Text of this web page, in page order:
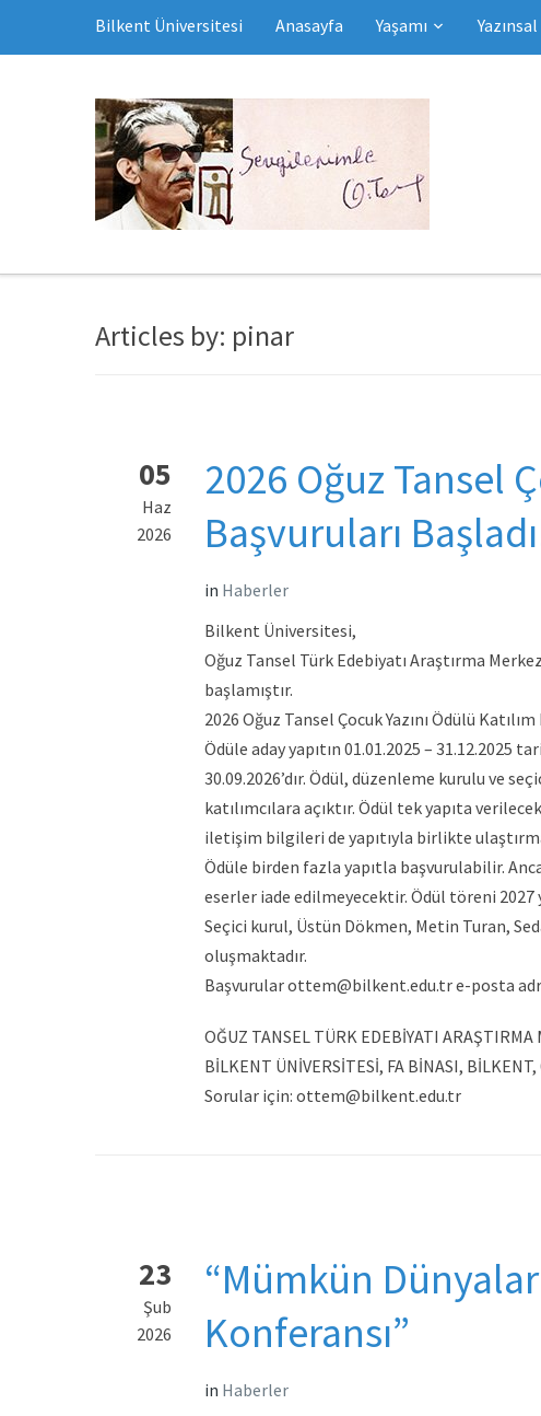
Bilkent Üniversitesi Anasayfa Yaşamı
Articles by: pinar
05
Haz
2026
2026 Oğuz Tansel
Başvuruları
in Haberler
Bilkent Üniversitesi,
Oğuz Tansel Türk Edebiyatı Araştırma
başlamıştır.
2026 Oğuz Tansel Çocuk Yazını Ödülü
Ödüle aday yapıtın 01.01.2025 – 31.12.2025
30.09.2026’dır. Ödül, düzenleme kurulu ve
katılımcılara açıktır. Ödül tek yapıta
iletişim bilgileri de yapıtıyla birlikte
Ödüle birden fazla yapıtla başvurulabilir.
eserler iade edilmeyecektir. Ödül töreni 2027
Seçici kurul, Üstün Dökmen, Metin Turan,
oluşmaktadır.
Başvurular ottem@bilkent.edu.tr e-posta
OĞUZ TANSEL TÜRK EDEBİYATI ARAŞTIRMA
BİLKENT ÜNİVERSİTESİ, FA BİNASI,
Sorular için: ottem@bilkent.edu.tr
23
Şub
2026
“Mümkün
Konferansı”
in Haberler